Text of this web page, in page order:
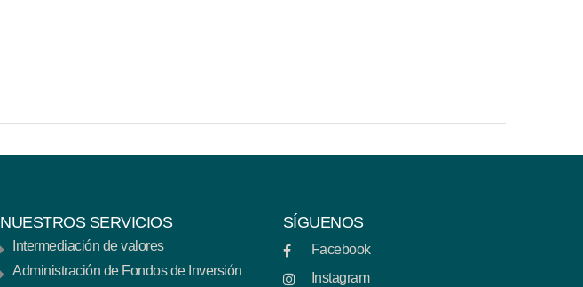
NUESTROS SERVICIOS
Intermediación de valores
Administración de Fondos de Inversión
SÍGUENOS
Facebook
Instagram